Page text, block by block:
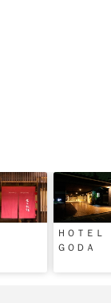
ＨＯＴＥ
ＧＯＤＡ